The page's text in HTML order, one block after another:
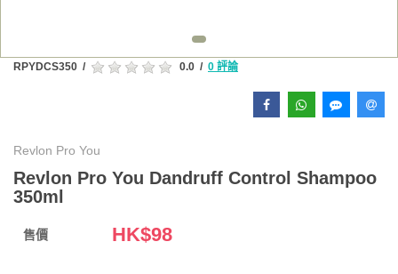
RPYDCS350 / 0.0 / 0 評論
Revlon Pro You
Revlon Pro You Dandruff Control Shampoo
350ml
售價 HK$98